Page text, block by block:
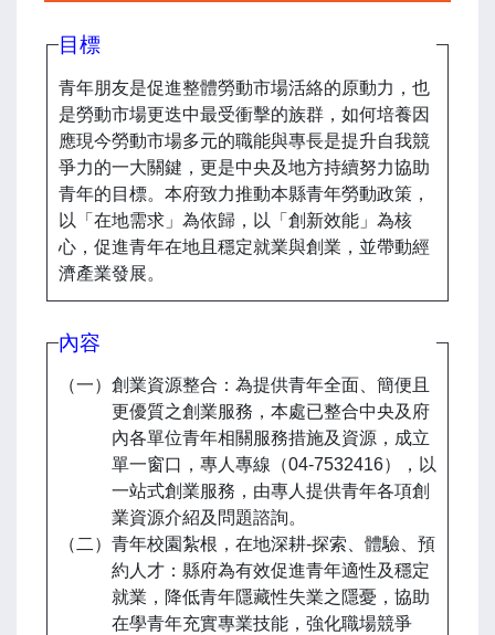
目標
青年朋友是促進整體勞動市場活絡的原動力，也
是勞動市場更迭中最受衝擊的族群，如何培養因
應現今勞動市場多元的職能與專長是提升自我競
爭力的一大關鍵，更是中央及地方持續努力協助
青年的目標。本府致力推動本縣青年勞動政策，
以「在地需求」為依歸，以「創新效能」為核
心，促進青年在地且穩定就業與創業，並帶動經
濟產業發展。
內容
（一）創業資源整合：為提供青年全面、簡便且
更優質之創業服務，本處已整合中央及府
內各單位青年相關服務措施及資源，成立
單一窗口，專人專線（04-7532416），以
一站式創業服務，由專人提供青年各項創
業資源介紹及問題諮詢。
（二）青年校園紮根，在地深耕-探索、體驗、預
約人才：縣府為有效促進青年適性及穩定
就業，降低青年隱藏性失業之隱憂，協助
在學青年充實專業技能，強化職場競爭